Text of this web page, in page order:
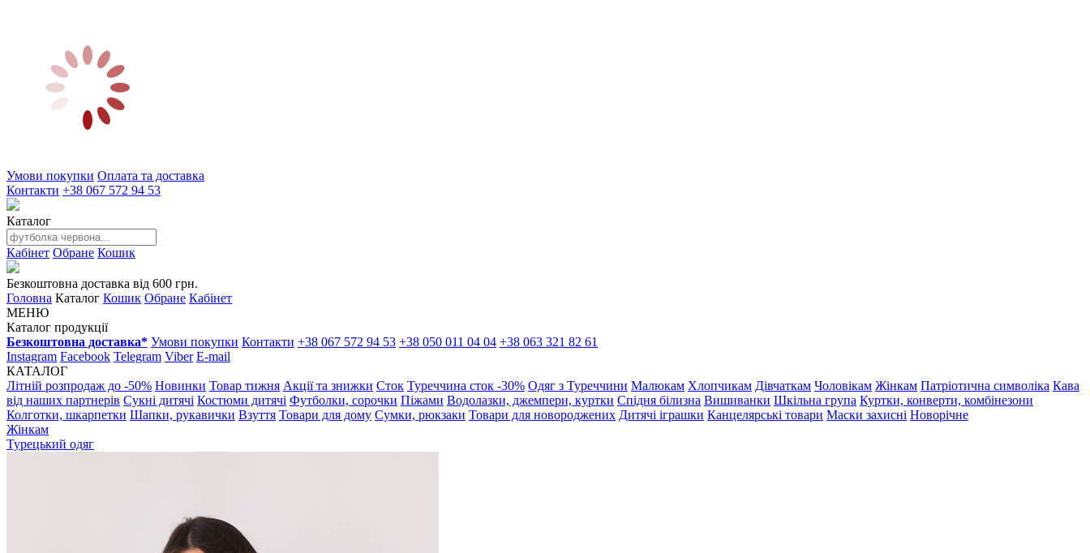
Умови покупки Оплата та доставка
Контакти +38 067 572 94 53
Каталог
Кабінет Обране Кошик
Безкоштовна доставка від 600 грн.
Головна Каталог Кошик Обране Кабінет
МЕНЮ
Каталог продукції
Безкоштовна доставка* Умови покупки Контакти +38 067 572 94 53 +38 050 011 04 04 +38 063 321 82 61
Instagram Facebook Telegram Viber E-mail
КАТАЛОГ
Літній розпродаж до -50% Новинки Товар тижня Акції та знижки Сток Туреччина сток -30% Одяг з Туреччини Малюкам Хлопчикам Дівчаткам Чоловікам Жінкам Патріотична символіка Кава
від наших партнерів Сукні дитячі Костюми дитячі Футболки, сорочки Піжами Водолазки, джемпери, куртки Спідня білизна Вишиванки Шкільна група Куртки, конверти, комбінезони
Колготки, шкарпетки Шапки, рукавички Взуття Товари для дому Сумки, рюкзаки Товари для новороджених Дитячі іграшки Канцелярські товари Маски захисні Новорічне
Жінкам
Турецький одяг